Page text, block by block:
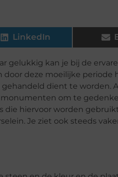
LinkedIn
gelukkig kan je bij de
deze moeilijke periode
dient te worden.
om te
die hiervoor worden
Je ziet ook steeds